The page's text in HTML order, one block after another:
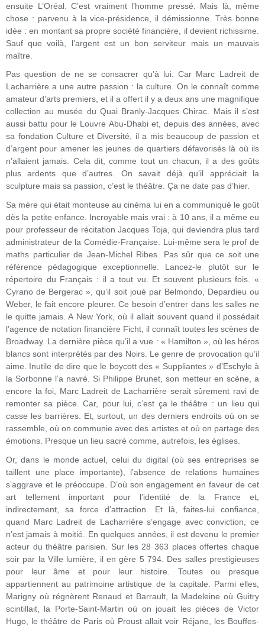
ensuite L’Oréal. C’est vraiment l’homme pressé. Mais là, même
chose : parvenu à la vice-présidence, il démissionne. Très bonne
idée : en montant sa propre société financière, il devient richissime.
Sauf que voilà, l’argent est un bon serviteur mais un mauvais
maître.
Pas question de ne se consacrer qu’à lui. Car Marc Ladreit de
Lacharrière a une autre passion : la culture. On le connaît comme
amateur d’arts premiers, et il a offert il y a deux ans une magnifique
collection au musée du Quai Branly-Jacques Chirac. Mais il s’est
aussi battu pour le Louvre Abu-Dhabi et, depuis des années, avec
sa fondation Culture et Diversité, il a mis beaucoup de passion et
d’argent pour amener les jeunes de quartiers défavorisés là où ils
n’allaient jamais. Cela dit, comme tout un chacun, il a des goûts
plus ardents que d’autres. On savait déjà qu’il appréciait la
sculpture mais sa passion, c’est le théâtre. Ça ne date pas d’hier.
Sa mère qui était monteuse au cinéma lui en a communiqué le goût
dès la petite enfance. Incroyable mais vrai : à 10 ans, il a même eu
pour professeur de récitation Jacques Toja, qui deviendra plus tard
administrateur de la Comédie-Française. Lui-même sera le prof de
maths particulier de Jean-Michel Ribes. Pas sûr que ce soit une
référence pédagogique exceptionnelle. Lancez-le plutôt sur le
répertoire du Français : il a tout vu. Et souvent plusieurs fois. «
Cyrano de Bergerac », qu’il soit joué par Belmondo, Depardieu ou
Weber, le fait encore pleurer. Ce besoin d’entrer dans les salles ne
le quitte jamais. A New York, où il allait souvent quand il possédait
l’agence de notation financière Ficht, il connaît toutes les scènes de
Broadway. La dernière pièce qu’il a vue : « Hamilton », où les héros
blancs sont interprétés par des Noirs. Le genre de provocation qu’il
aime. Inutile de dire que le boycott des « Suppliantes » d’Eschyle à
la Sorbonne l’a navré. Si Philippe Brunet, son metteur en scène, a
encore la foi, Marc Ladreit de Lacharrière serait sûrement ravi de
remonter sa pièce. Car, pour lui, c’est ça le théâtre : un lieu qui
casse les barrières. Et, surtout, un des derniers endroits où on se
rassemble, où on communie avec des artistes et où on partage des
émotions. Presque un lieu sacré comme, autrefois, les églises.
Or, dans le monde actuel, celui du digital (où ses entreprises se
taillent une place importante), l’absence de relations humaines
s’aggrave et le préoccupe. D’où son engagement en faveur de cet
art tellement important pour l’identité de la France et,
indirectement, sa force d’attraction. Et là, faites-lui confiance,
quand Marc Ladreit de Lacharrière s’engage avec conviction, ce
n’est jamais à moitié. En quelques années, il est devenu le premier
acteur du théâtre parisien. Sur les 28 363 places offertes chaque
soir par la Ville lumière, il en gère 5 794. Des salles prestigieuses
pour leur âme et pour leur histoire. Toutes ou presque
appartiennent au patrimoine artistique de la capitale. Parmi elles,
Marigny où régnèrent Renaud et Barrault, la Madeleine où Guitry
scintillait, la Porte-Saint-Martin où on jouait les pièces de Victor
Hugo, le théâtre de Paris où Proust allait voir Réjane, les Bouffes-